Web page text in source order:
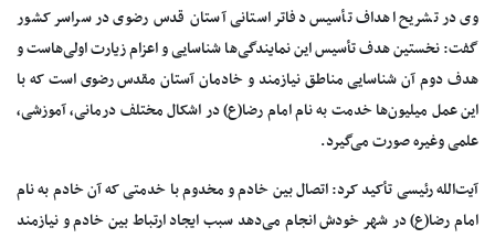
وی در تشریح اهداف تأسیس دفاتر استانی آستان قدس رضوی در سراسر کشور
گفت: نخستین هدف تأسیس این نمایندگی‌ها شناسایی و اعزام زیارت اولی‌هاست و
هدف دوم آن شناسایی مناطق نیازمند و خادمان آستان مقدس رضوی است که با
این عمل میلیون‌ها خدمت به نام امام رضا(ع) در اشکال مختلف درمانی، آموزشی،
علمی وغیره صورت می‌گیرد.
آیت‌الله رئیسی تأکید کرد: اتصال بین خادم و مخدوم با خدمتی که آن خادم به نام
امام رضا(ع) در شهر خودش انجام می‌دهد سبب ایجاد ارتباط بین خادم و نیازمند